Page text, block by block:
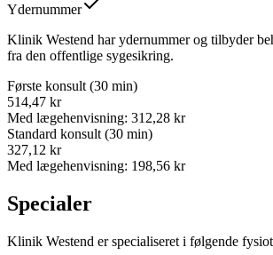
Ydernummer
Klinik Westend har ydernummer og tilbyder
fra den offentlige sygesikring.
Første konsult (30 min)
514,47 kr
Med lægehenvisning: 312,28 kr
Standard konsult (30 min)
327,12 kr
Med lægehenvisning: 198,56 kr
Specialer
Klinik Westend er specialiseret i følgende